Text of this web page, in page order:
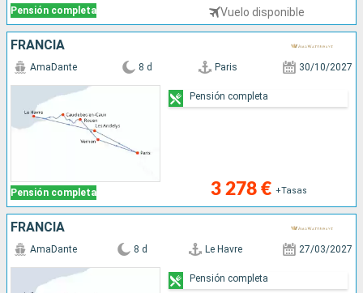
Pensión completa Vuelo disponible
FRANCIA
Pensión completa
AmaDante 8 d Paris 30/10/2027
3 278 € +Tasas
Pensión completa
FRANCIA
AmaDante 8 d Le Havre 27/03/2027
Pensión completa